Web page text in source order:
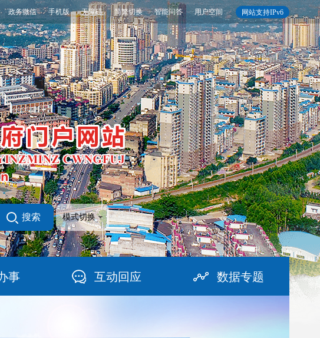
网站支持IPv6
政务微信 手机版 无障碍 简繁切换 智能问答 用户空间
搜索 模式切换
事 互动回应 数据专题